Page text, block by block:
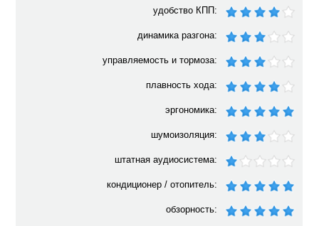
удобство КПП:
динамика разгона:
управляемость и тормоза:
плавность хода:
эргономика:
шумоизоляция:
штатная аудиосистема:
кондиционер / отопитель:
обзорность: